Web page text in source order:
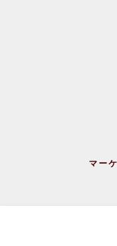
マー